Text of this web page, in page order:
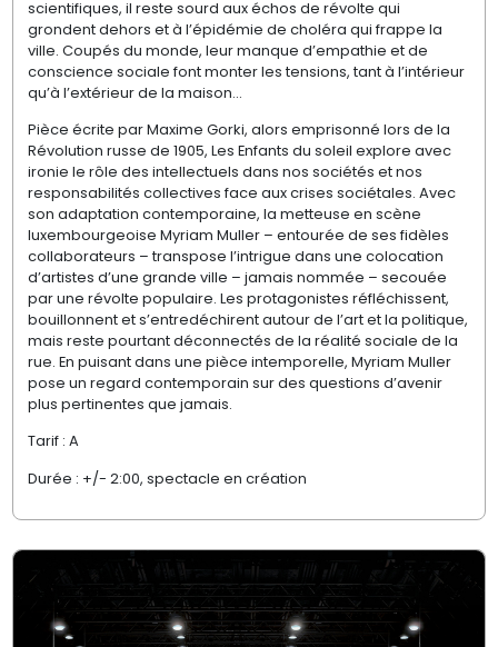
scientifiques, il reste sourd aux échos de révolte qui
grondent dehors et à l’épidémie de choléra qui frappe la
ville. Coupés du monde, leur manque d’empathie et de
conscience sociale font monter les tensions, tant à l’intérieur
qu’à l’extérieur de la maison…
Pièce écrite par Maxime Gorki, alors emprisonné lors de la
Révolution russe de 1905, Les Enfants du soleil explore avec
ironie le rôle des intellectuels dans nos sociétés et nos
responsabilités collectives face aux crises sociétales. Avec
son adaptation contemporaine, la metteuse en scène
luxembourgeoise Myriam Muller – entourée de ses fidèles
collaborateurs – transpose l’intrigue dans une colocation
d’artistes d’une grande ville – jamais nommée – secouée
par une révolte populaire. Les protagonistes réfléchissent,
bouillonnent et s’entredéchirent autour de l’art et la politique,
mais reste pourtant déconnectés de la réalité sociale de la
rue. En puisant dans une pièce intemporelle, Myriam Muller
pose un regard contemporain sur des questions d’avenir
plus pertinentes que jamais.
Tarif : A
Durée : +/- 2:00, spectacle en création